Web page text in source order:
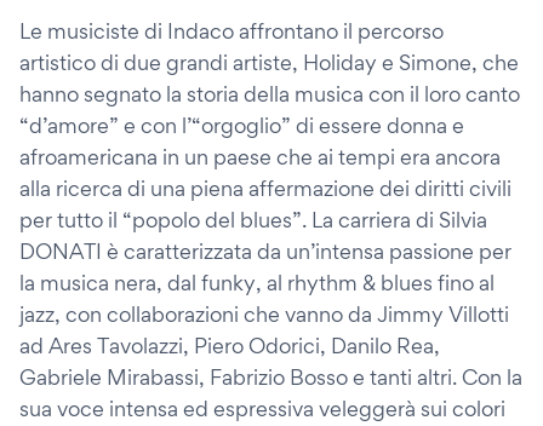
Le musiciste di Indaco affrontano il percorso
artistico di due grandi artiste, Holiday e Simone, che
hanno segnato la storia della musica con il loro canto
“d’amore” e con l’“orgoglio” di essere donna e
afroamericana in un paese che ai tempi era ancora
alla ricerca di una piena affermazione dei diritti civili
per tutto il “popolo del blues”. La carriera di Silvia
DONATI è caratterizzata da un’intensa passione per
la musica nera, dal funky, al rhythm & blues fino al
jazz, con collaborazioni che vanno da Jimmy Villotti
ad Ares Tavolazzi, Piero Odorici, Danilo Rea,
Gabriele Mirabassi, Fabrizio Bosso e tanti altri. Con la
sua voce intensa ed espressiva veleggerà sui colori